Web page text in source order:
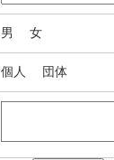
男 女
個人 団体